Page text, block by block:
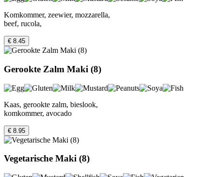
Komkommer, zeewier, mozzarella,
beef, rucola,
€ 8.45
Gerookte Zalm Maki (8)
Kaas, gerookte zalm, bieslook,
komkommer, avocado
€ 8.95
Vegetarische Maki (8)